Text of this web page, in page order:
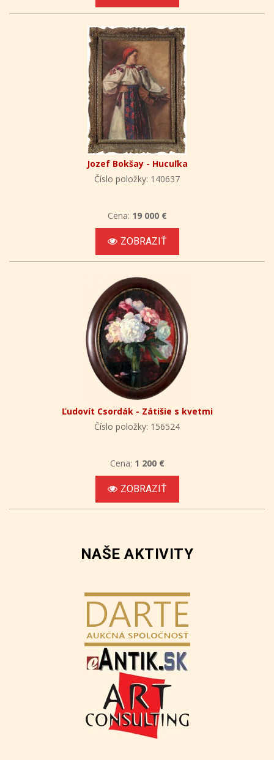
Jozef Bokšay - Hucuľka
Číslo položky: 140637
Cena: 19 000 €
ZOBRAZIŤ
Ľudovít Csordák - Zátišie s kvetmi
Číslo položky: 156524
Cena: 1 200 €
ZOBRAZIŤ
NAŠE AKTIVITY